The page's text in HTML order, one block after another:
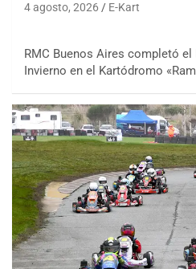
4 agosto, 2026 E-Kart
RMC Buenos Aires completó
Invierno en el Kartódromo